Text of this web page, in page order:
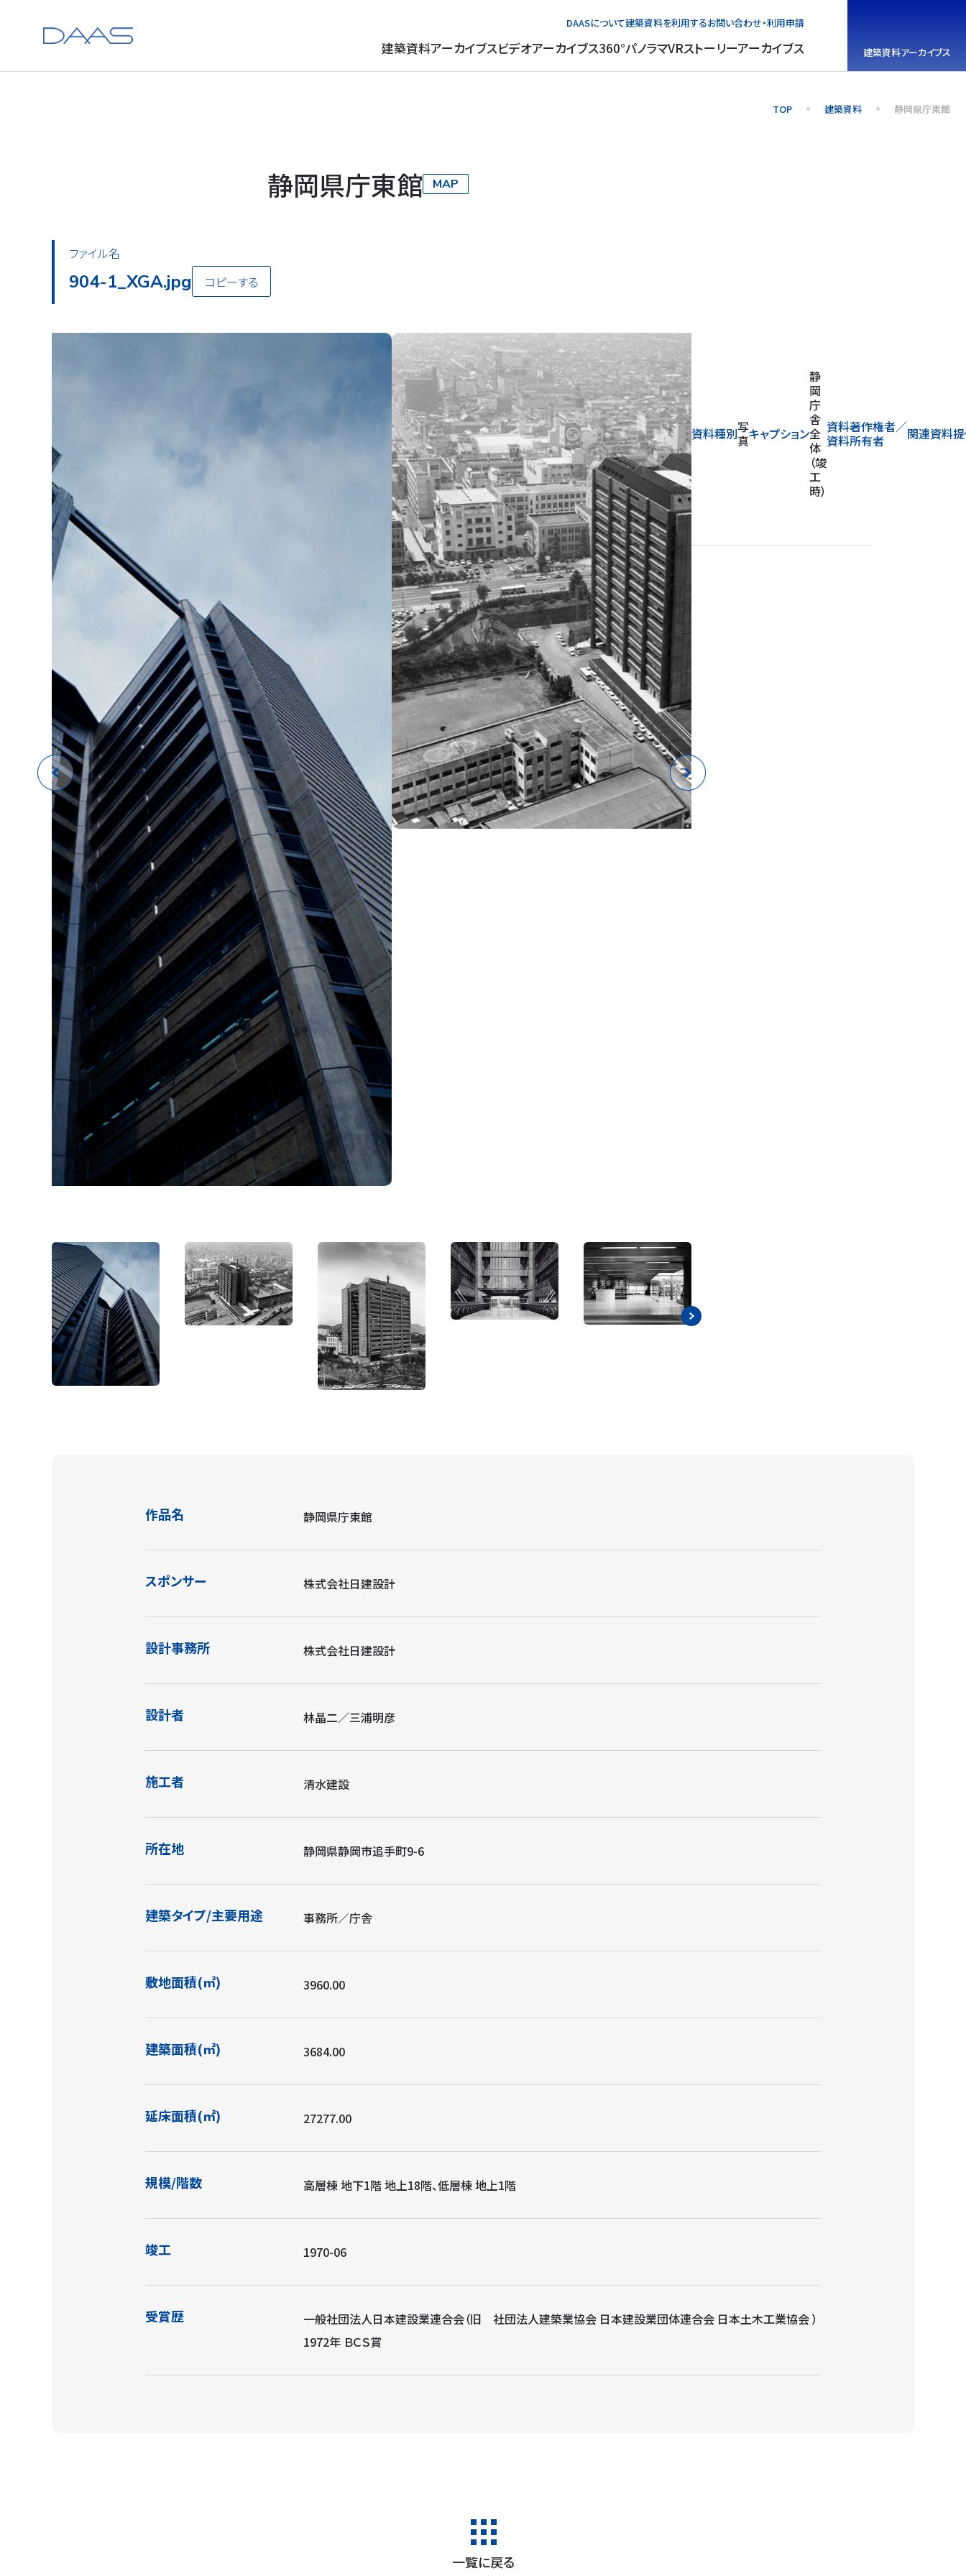
DAASについて建築資料を利用するお問い合わせ・利用申請
建築資料アーカイブスビデオアーカイブス360°パノラマVRストーリーアーカイブス 建築資料アーカイブス
TOP 建築資料 静岡県庁東館
静岡県庁東館 MAP
ファイル名
904-1_XGA.jpg コピーする
資料種別写
真キャプション
静
岡
庁
舎
全
体
（竣
工
時）
資料著作権者／
資料所有者
関連資料
作品名 静岡県庁東館
スポンサー 株式会社日建設計
設計事務所 株式会社日建設計
設計者 林晶二／三浦明彦
施工者 清水建設
所在地 静岡県静岡市追手町9-6
建築タイプ/主要用途 事務所／庁舎
敷地面積(㎡) 3960.00
建築面積(㎡) 3684.00
延床面積(㎡) 27277.00
規模/階数 高層棟 地下1階 地上18階、低層棟 地上1階
竣工 1970-06
受賞歴
一般社団法人日本建設業連合会（旧 社団法人建築業協会 日本建設業団体連合会 日本土木工業協会 ）
1972年 ＢＣＳ賞
一覧に戻る